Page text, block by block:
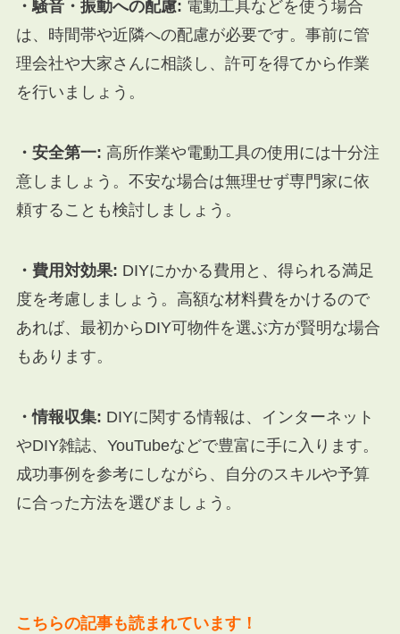
・騒音・振動への配慮: 電動工具などを使う場合
は、時間帯や近隣への配慮が必要です。事前に管
理会社や大家さんに相談し、許可を得てから作業
を行いましょう。
・安全第一: 高所作業や電動工具の使用には十分注
意しましょう。不安な場合は無理せず専門家に依
頼することも検討しましょう。
・費用対効果: DIYにかかる費用と、得られる満足
度を考慮しましょう。高額な材料費をかけるので
あれば、最初からDIY可物件を選ぶ方が賢明な場合
もあります。
・情報収集: DIYに関する情報は、インターネット
やDIY雑誌、YouTubeなどで豊富に手に入ります。
成功事例を参考にしながら、自分のスキルや予算
に合った方法を選びましょう。
こちらの記事も読まれています！